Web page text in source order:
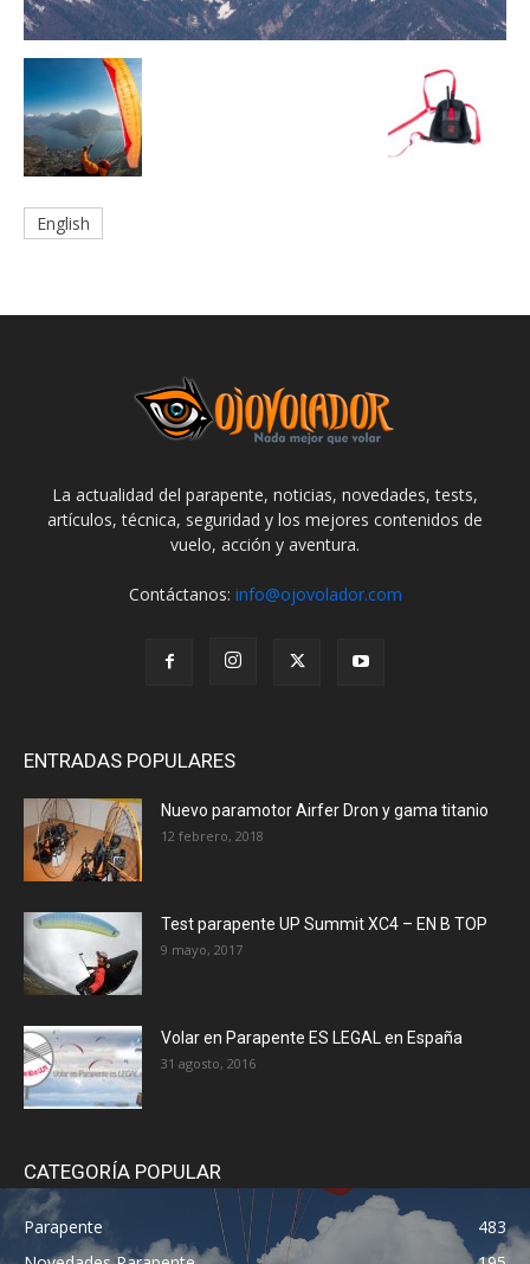
English
La actualidad del parapente, noticias, novedades, tests,
artículos, técnica, seguridad y los mejores contenidos de
vuelo, acción y aventura.
Contáctanos: info@ojovolador.com
ENTRADAS POPULARES
Nuevo paramotor Airfer Dron y gama titanio
12 febrero, 2018
Test parapente UP Summit XC4 – EN B TOP
9 mayo, 2017
Volar en Parapente ES LEGAL en España
31 agosto, 2016
CATEGORÍA POPULAR
Parapente
483